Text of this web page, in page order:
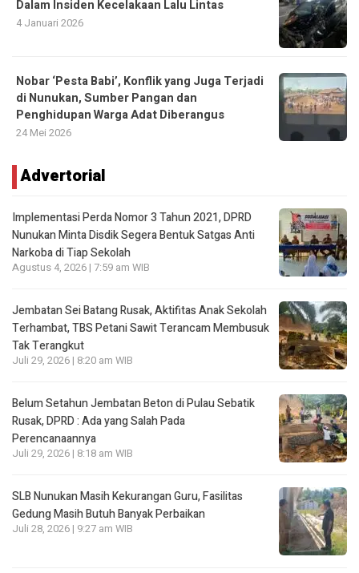
Dalam Insiden Kecelakaan Lalu Lintas
4 Januari 2026
Nobar ‘Pesta Babi’, Konflik yang Juga Terjadi
di Nunukan, Sumber Pangan dan
Penghidupan Warga Adat Diberangus
24 Mei 2026
Advertorial
Implementasi Perda Nomor 3 Tahun 2021, DPRD
Nunukan Minta Disdik Segera Bentuk Satgas Anti
Narkoba di Tiap Sekolah
Agustus 4, 2026 | 7:59 am WIB
Jembatan Sei Batang Rusak, Aktifitas Anak Sekolah
Terhambat, TBS Petani Sawit Terancam Membusuk
Tak Terangkut
Juli 29, 2026 | 8:20 am WIB
Belum Setahun Jembatan Beton di Pulau Sebatik
Rusak, DPRD : Ada yang Salah Pada
Perencanaannya
Juli 29, 2026 | 8:18 am WIB
SLB Nunukan Masih Kekurangan Guru, Fasilitas
Gedung Masih Butuh Banyak Perbaikan
Juli 28, 2026 | 9:27 am WIB